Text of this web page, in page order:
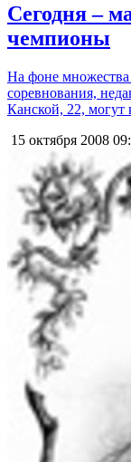
Сегодня –
чемпионы
На фоне
соревнования,
Канской, 22, могут
15 октября 2008